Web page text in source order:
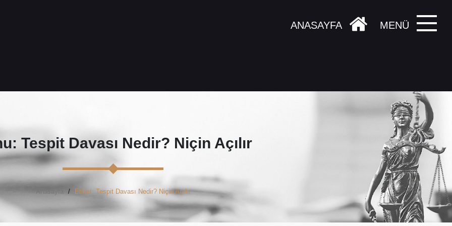
MENÜ
ANASAYFA
Tespit Davası Nedir? Niçin Açılır
Anasayfa Etiket: Tespit Davası Nedir? Niçin Açılır